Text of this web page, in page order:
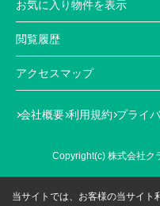
お気に入り物件を表示
閲覧履歴
アクセスマップ
会社概要 利用規約 プライ
Copyright(c) 株式会社ク
当サイトでは、お客様の当サイト